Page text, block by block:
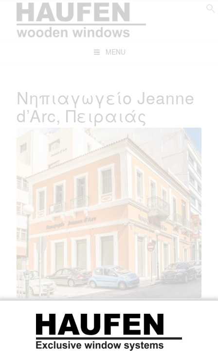
MENU
Νηπιαγωγείο Jeanne
d’Arc, Πειραιάς
Ολοκλήρωση έργου από την HAUFEN® στο
νηπιαγωγείο του ιδιωτικού εκπαιδευτικού